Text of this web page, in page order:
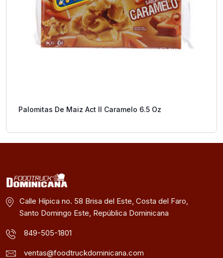
Palomitas De Maiz Act II Caramelo 6.5 Oz
Calle Hípica no. 58 Brisa del Este, Costa del Faro,
Santo Domingo Este, República Dominicana
849-505-1801
ventas@foodtruckdominicana.com